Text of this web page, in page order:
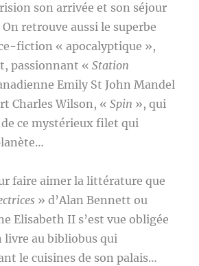
son arrivée et son séjour
retrouve aussi le superbe
fiction « apocalyptique »,
passionnant «Station
Emily St John Mandel
Charles Wilson, «Spin », qui
ce mystérieux filet qui
faire aimer la littérature que
» d’Alan Bennett ou
Elisabeth II s’est vue obligée
livre au bibliobus qui
le cuisines de son palais…